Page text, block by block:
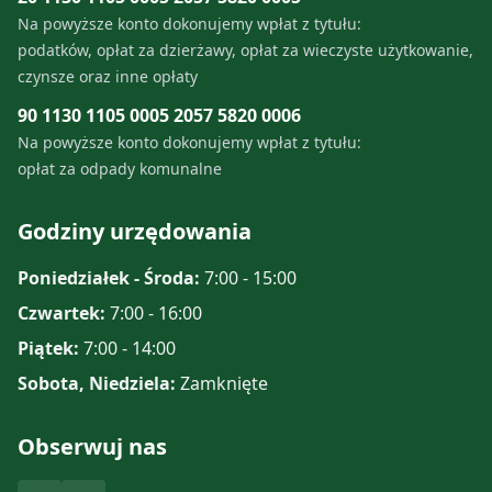
Organizacje pozarządowe
Stowarzyszenia
LGD Nasze Bieszczady
Gospodarka komunalna (GPGK)
Pomoc społeczna
Gdzie i w jakim terminie uiszczać
opłatę za śmieci
Ile płacić za śmieci
Co to jest deklaracja i kiedy należy
Zasady Funkcjonowania PSZOK-u
Analiza stanu Gospodarki
Odpadami Komonualnymi
Piątka za segregację
Konta bankowe
Godziny Otwarcia Urzędu Gminy
Struktura Organizacyjna
Zimowe utrzymanie dróg
Telefony alarmowe
Tabela sygnałów alarmowych
Alert RCB
Komunikaty meteorologiczne
Informatory dla ludności
Koronawirus
Wodospad w Dołżycy
Kościół parafialny obrządku
łacińskiego w Komańczy
Klasztor Zgromadzenia Sióstr
Komańczy
Jeziorka Duszatyńskie
Źródełko Radoszyce
nieistniejącej obecnie cerkwi pod
wezwaniem Michała Archanioła w
Na powyższe konto dokonujemy wpłat z tytułu:
podatków, opłat za dzierżawy, opłat za wieczyste użytkowanie,
czynsze oraz inne opłaty
90 1130 1105 0005 2057 5820 0006
Na powyższe konto dokonujemy wpłat z tytułu:
opłat za odpady komunalne
Godziny urzędowania
Poniedziałek - Środa: 7:00 - 15:00
Czwartek: 7:00 - 16:00
Piątek: 7:00 - 14:00
Sobota, Niedziela: Zamknięte
Obserwuj nas